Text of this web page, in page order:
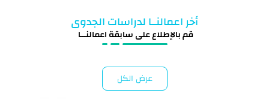
أخر اعمالنــا لدراسات الجدوى
قم بالإطلاع على سابقة اعمالنـــا
عرض الكل